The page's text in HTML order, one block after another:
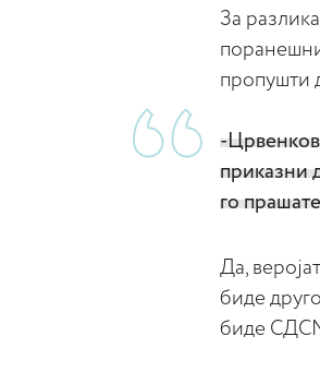
За
пропушти
-
приказни
го
Да,
биде
биде